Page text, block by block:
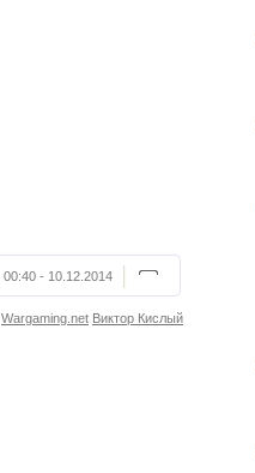
00:40 - 10.12.2014
Wargaming.net Виктор Кислый